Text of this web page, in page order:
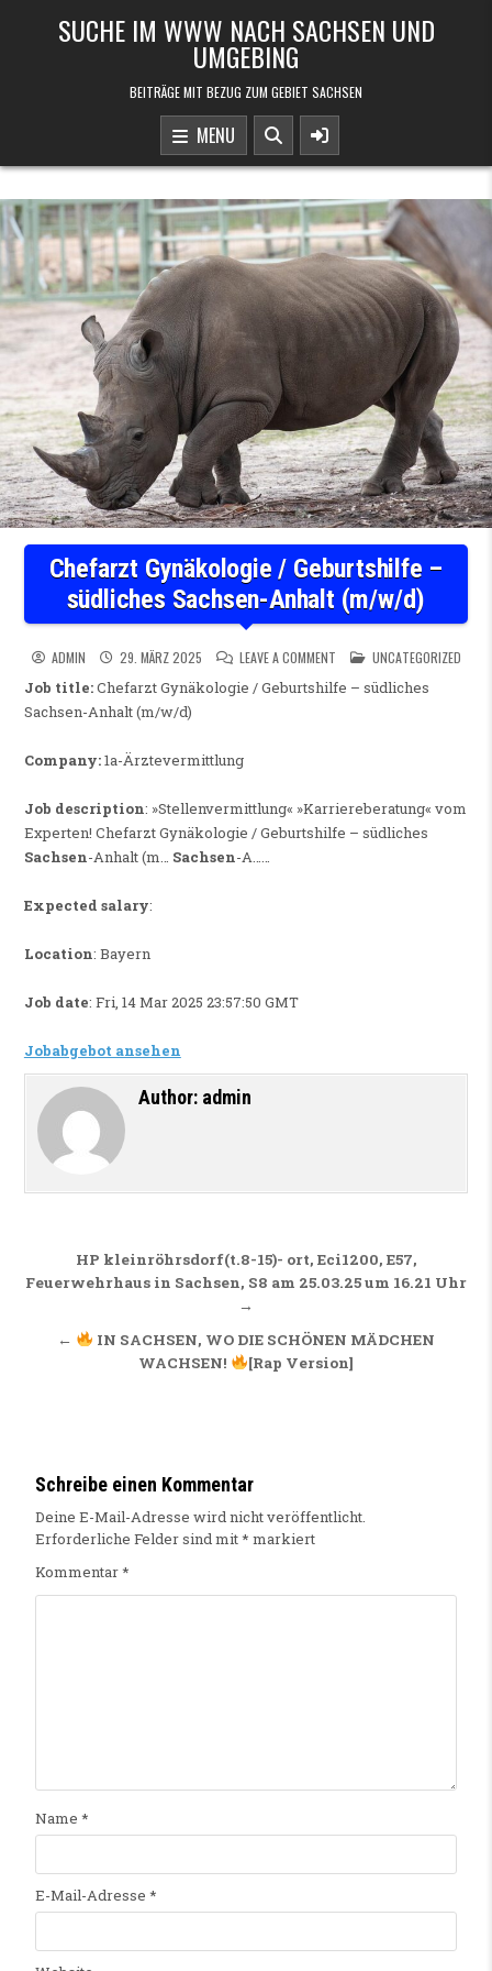
SUCHE IM WWW NACH SACHSEN UND
UMGEBING
BEITRÄGE MIT BEZUG ZUM GEBIET SACHSEN
MENU
Chefarzt Gynäkologie / Geburtshilfe –
südliches Sachsen-Anhalt (m/w/d)
ADMIN 29. MÄRZ 2025 LEAVE A COMMENTON CHEFARZT
POSTED IN
UNCATEGORIZED
Job title:Chefarzt Gynäkologie / Geburtshilfe – südliches
Sachsen-Anhalt (m/w/d)
Company:1a-Ärztevermittlung
Job description: »Stellenvermittlung« »Karriereberatung« vom
Experten! Chefarzt Gynäkologie / Geburtshilfe – südliches
Sachsen-Anhalt (m… Sachsen-A……
Expected salary:
Location: Bayern
Job date: Fri, 14 Mar 2025 23:57:50 GMT
Jobabgebot ansehen
Author: admin
Beitragsnavigation
HP kleinröhrsdorf(t.8-15)- ort, Eci1200, E57,
Feuerwehrhaus in Sachsen, S8 am 25.03.25 um 16.21 Uhr
→
←
IN SACHSEN, WO DIE SCHÖNEN MÄDCHEN
WACHSEN!
[Rap Version]
Schreibe einen Kommentar
Deine E-Mail-Adresse wird nicht veröffentlicht.
Erforderliche Felder sind mit* markiert
Kommentar*
Name *
E-Mail-Adresse *